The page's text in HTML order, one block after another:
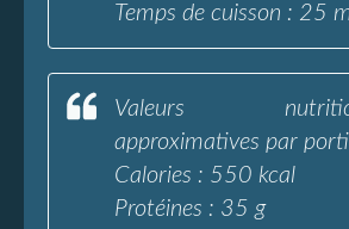
Temps de cuisson : 25
Valeurs
approximatives par
Calories : 550 kcal
Protéines : 35 g